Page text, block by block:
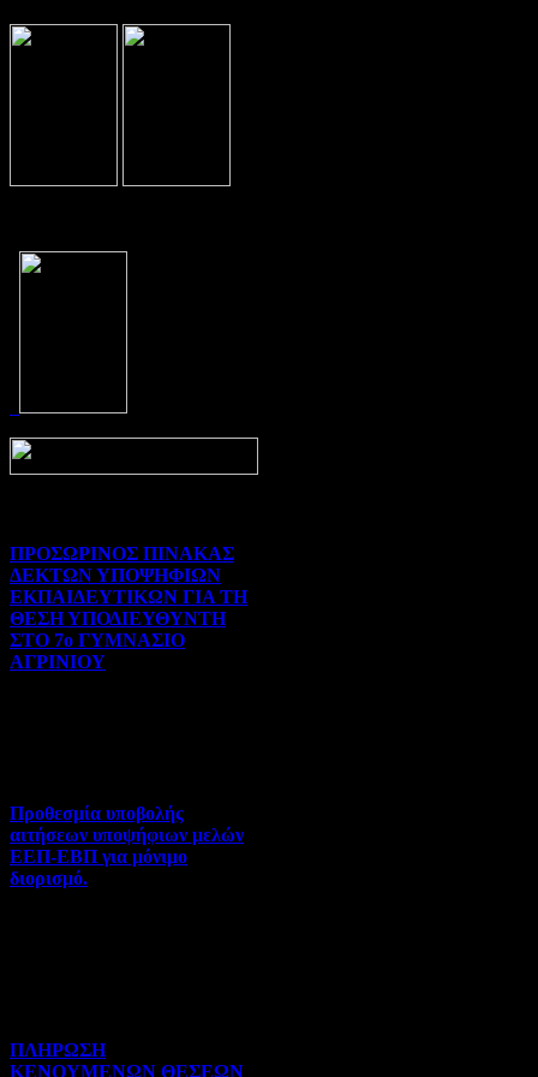
ΠΡΟΣΩΡΙΝΟΣ ΠΙΝΑΚΑΣ
ΔΕΚΤΩΝ ΥΠΟΨΗΦΙΩΝ
ΕΚΠΑΙΔΕΥΤΙΚΩΝ ΓΙΑ ΤΗ
ΘΕΣΗ ΥΠΟΔΙΕΥΘΥΝΤΗ
ΣΤΟ 7ο ΓΥΜΝΑΣΙΟ
ΑΓΡΙΝΙΟΥ
Προθεσμία υποβολής
αιτήσεων υποψήφιων μελών
ΕΕΠ-ΕΒΠ για μόνιμο
διορισμό.
ΠΛΗΡΩΣΗ
ΚΕΝΟΥΜΕΝΩΝ ΘΕΣΕΩΝ